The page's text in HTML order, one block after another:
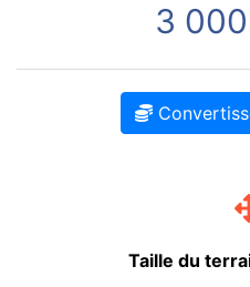
3
Taille du